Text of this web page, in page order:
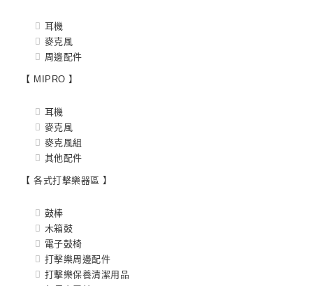
耳機
麥克風
周邊配件
【 MIPRO 】
耳機
麥克風
麥克風組
其他配件
【 各式打擊樂器區 】
鼓棒
木箱鼓
電子鼓椅
打擊樂周邊配件
打擊樂保養清潔用品